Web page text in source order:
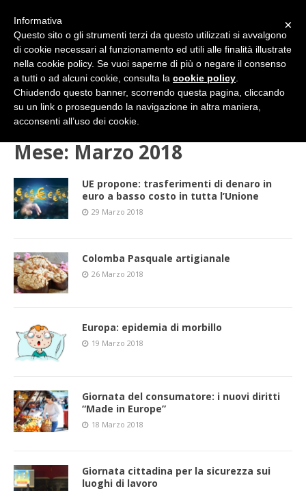
2018 Marzo
Mese: Marzo 2018
UE propone: trasferimenti di denaro in
euro a basso costo in tutta l’Unione
29 Marzo 2018
Colomba Pasquale artigianale
26 Marzo 2018
Europa: epidemia di morbillo
19 Marzo 2018
Giornata del consumatore: i nuovi diritti
“Made in Europe”
18 Marzo 2018
Giornata cittadina per la sicurezza sui
luoghi di lavoro
×
Informativa
Questo sito o gli strumenti terzi da questo utilizzati si avvalgono
di cookie necessari al funzionamento ed utili alle finalità illustrate
nella cookie policy. Se vuoi saperne di più o negare il consenso
a tutti o ad alcuni cookie, consulta la cookie policy
Chiudendo questo banner, scorrendo questa pagina, cliccando
su un link o proseguendo la navigazione in altra maniera,
acconsenti all’uso dei cookie.